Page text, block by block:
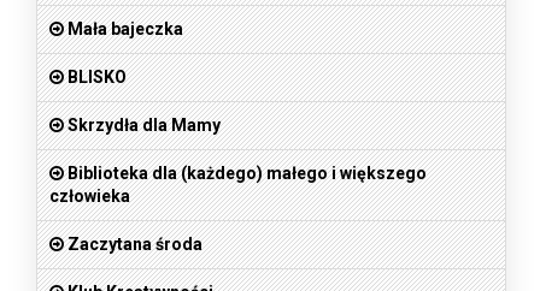
Mała bajeczka
BLISKO
Skrzydła dla Mamy
Biblioteka dla (każdego) małego i większego
człowieka
Zaczytana środa